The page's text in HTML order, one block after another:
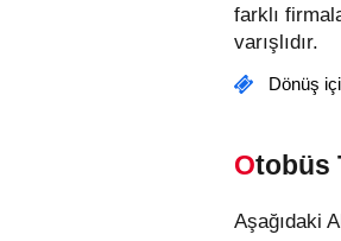
farklı
varışlıdır.
Dönüş
Aşağıdaki